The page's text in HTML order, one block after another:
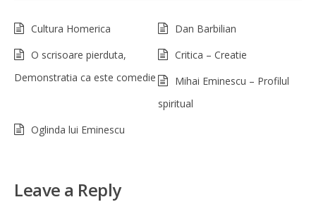
Cultura Homerica
Dan Barbilian
O scrisoare pierduta,
Demonstratia ca este comedie
Critica – Creatie
Mihai Eminescu – Profilul
spiritual
Oglinda lui Eminescu
Leave a Reply